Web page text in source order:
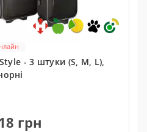
- 3 штуки (S, M, L),
грн